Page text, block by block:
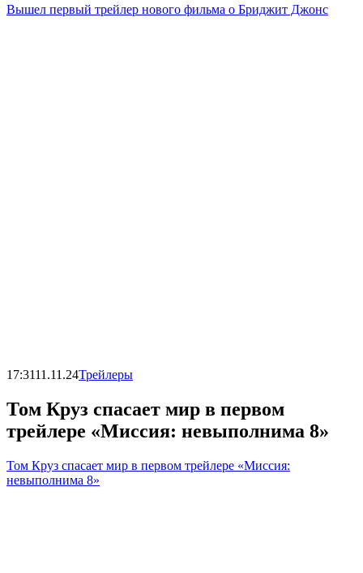
Вышел первый трейлер нового фильма о Бриджит Джонс
17:3111.11.24Трейлеры
Том Круз спасает мир в первом
трейлере «Миссия: невыполнима 8»
Том Круз спасает мир в первом трейлере «Миссия:
невыполнима 8»